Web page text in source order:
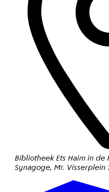
Bibliotheek Ets Haim in
Synagoge, Mr. Visserplein